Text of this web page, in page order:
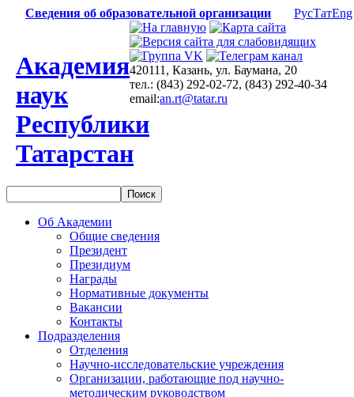
Сведения об образовательной организации РусТатEng
Академия
наук
Республики
Татарстан
420111, Казань, ул. Баумана, 20
тел.: (843) 292-02-72, (843) 292-40-34
email:an.rt@tatar.ru
Об Академии
Общие сведения
Президент
Президиум
Награды
Нормативные документы
Вакансии
Контакты
Подразделения
Отделения
Научно-исследовательские учреждения
Организации, работающие под научно-
методическим руководством